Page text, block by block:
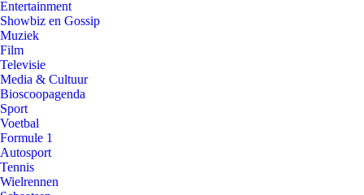
Entertainment
Showbiz en Gossip
Muziek
Film
Televisie
Media & Cultuur
Bioscoopagenda
Sport
Voetbal
Formule 1
Autosport
Tennis
Wielrennen